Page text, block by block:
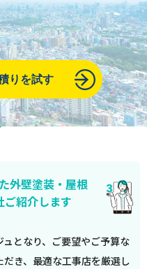
りを試す
外壁塗装・屋根
ご紹介します
となり、ご要望やご予算な
き、最適な工事店を厳選し